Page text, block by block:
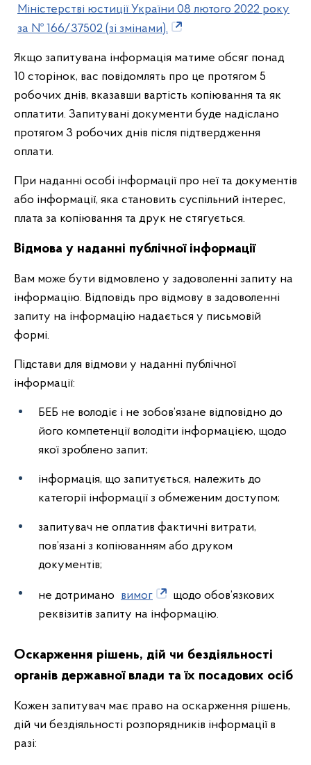
Міністерстві юстиції України 08 лютого 2022 року
за № 166/37502 (зі змінами).
Якщо запитувана інформація матиме обсяг понад
10 сторінок, вас повідомлять про це протягом 5
робочих днів, вказавши вартість копіювання та як
оплатити. Запитувані документи буде надіслано
протягом 3 робочих днів після підтвердження
оплати.
При наданні особі інформації про неї та документів
або інформації, яка становить суспільний інтерес,
плата за копіювання та друк не стягується.
Відмова у наданні публічної інформації
Вам може бути відмовлено у задоволенні запиту на
інформацію. Відповідь про відмову в задоволенні
запиту на інформацію надається у письмовій
формі.
Підстави для відмови у наданні публічної
інформації:
БЕБ не володіє і не зобов’язане відповідно до
його компетенції володіти інформацією, щодо
якої зроблено запит;
інформація, що запитується, належить до
категорії інформації з обмеженим доступом;
запитувач не оплатив фактичні витрати,
пов’язані з копіюванням або друком
документів;
не дотримано вимог
щодо обов’язкових
реквізитів запиту на інформацію.
Оскарження рішень, дій чи бездіяльності
органів державної влади та їх посадових осіб
Кожен запитувач має право на оскарження рішень,
дій чи бездіяльності розпорядників інформації в
разі: